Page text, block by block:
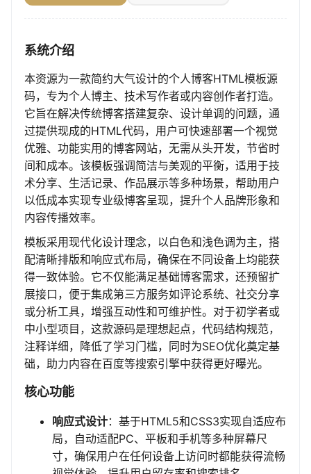
系统介绍
本资源为一款简约大气设计的个人博客HTML模板源
码，专为个人博主、技术写作者或内容创作者打造。
它旨在解决传统博客搭建复杂、设计单调的问题，通
过提供现成的HTML代码，用户可快速部署一个视觉
优雅、功能实用的博客网站，无需从头开发，节省时
间和成本。该模板强调简洁与美观的平衡，适用于技
术分享、生活记录、作品展示等多种场景，帮助用户
以低成本实现专业级博客呈现，提升个人品牌形象和
内容传播效率。
模板采用现代化设计理念，以白色和浅色调为主，搭
配清晰排版和响应式布局，确保在不同设备上均能获
得一致体验。它不仅能满足基础博客需求，还预留扩
展接口，便于集成第三方服务如评论系统、社交分享
或分析工具，增强互动性和可维护性。对于初学者或
中小型项目，这款源码是理想起点，代码结构规范，
注释详细，降低了学习门槛，同时为SEO优化奠定基
础，助力内容在百度等搜索引擎中获得更好曝光。
核心功能
响应式设计：基于HTML5和CSS3实现自适应布
局，自动适配PC、平板和手机等多种屏幕尺
寸，确保用户在任何设备上访问时都能获得流畅